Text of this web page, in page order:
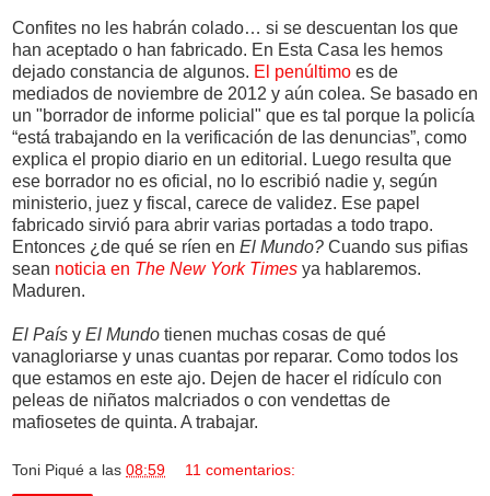
Confites no les habrán colado… si se descuentan los que
han aceptado o han fabricado. En Esta Casa les hemos
dejado constancia de algunos. El penúltimo es de
mediados de noviembre de 2012 y aún colea. Se basado en
un "borrador de informe policial" que es tal porque la policía
“está trabajando en la verificación de las denuncias”, como
explica el propio diario en un editorial. Luego resulta que
ese borrador no es oficial, no lo escribió nadie y, según
ministerio, juez y fiscal, carece de validez. Ese papel
fabricado sirvió para abrir varias portadas a todo trapo.
Entonces ¿de qué se ríen en El Mundo? Cuando sus pifias
sean noticia en The New York Times ya hablaremos.
Maduren.
El País y El Mundo tienen muchas cosas de qué
vanagloriarse y unas cuantas por reparar. Como todos los
que estamos en este ajo. Dejen de hacer el ridículo con
peleas de niñatos malcriados o con vendettas de
mafiosetes de quinta. A trabajar.
Toni Piqué a las 08:59 11 comentarios: